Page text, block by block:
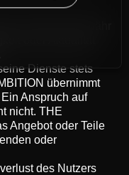
rechtliche Gewähr
oder Aktualität
Dienste stets
übernimmt
Anspruch auf
nicht. THE
Angebot oder Teile
oder
des Nutzers